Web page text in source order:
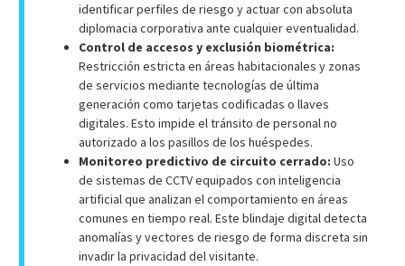
identificar perfiles de riesgo y actuar con absoluta
diplomacia corporativa ante cualquier eventualidad.
Control de accesos y exclusión biométrica:
Restricción estricta en áreas habitacionales y zonas
de servicios mediante tecnologías de última
generación como tarjetas codificadas o llaves
digitales. Esto impide el tránsito de personal no
autorizado a los pasillos de los huéspedes.
Monitoreo predictivo de circuito cerrado: Uso
de sistemas de CCTV equipados con inteligencia
artificial que analizan el comportamiento en áreas
comunes en tiempo real. Este blindaje digital detecta
anomalías y vectores de riesgo de forma discreta sin
invadir la privacidad del visitante.